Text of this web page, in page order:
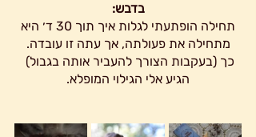
בדבש:
תחילה הופתעתי לגלות איך תוך 30 ד׳ היא
מתחילה את פעולתה, אך עתה זו עובדה.
כך (בעקבות הצורך להעביר אותה בגבול)
הגיע אלי הגילוי המופלא.